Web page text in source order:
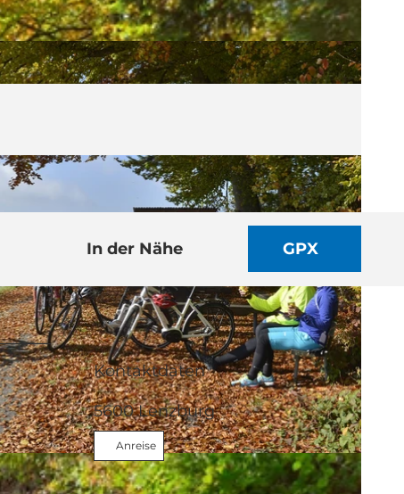
In der Nähe GPX
Kontaktdaten
5600Lenzburg
Anreise